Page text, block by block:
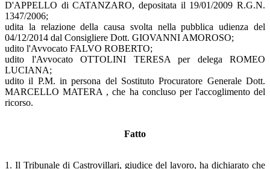
D'APPELLO di CATANZARO, depositata il 19/01/2009 R.G.N.
1347/2006;
udita la relazione della causa svolta nella pubblica udienza del
04/12/2014 dal Consigliere Dott. GIOVANNI AMOROSO;
udito l'Avvocato FALVO ROBERTO;
udito l'Avvocato OTTOLINI TERESA per delega ROMEO
LUCIANA;
udito il P.M. in persona del Sostituto Procuratore Generale Dott.
MARCELLO MATERA , che ha concluso per l'accoglimento del
ricorso.
Fatto
1. Il Tribunale di Castrovillari, giudice del lavoro, ha dichiarato che